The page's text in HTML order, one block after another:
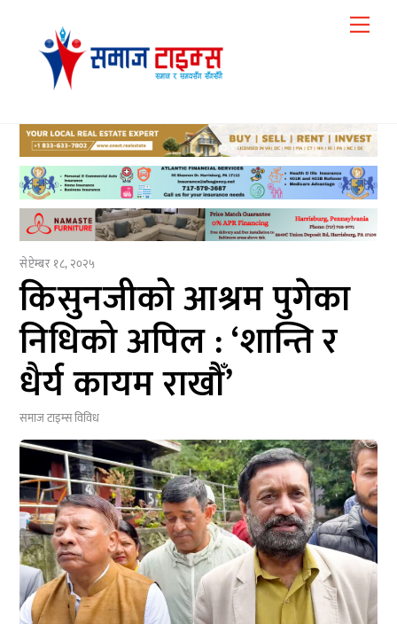
content
सेप्टेम्बर १८, २०२५
किसुनजीको आश्रम पुगेका
निधिको अपिल : ‘शान्ति र
धैर्य कायम राखौँ’
समाज टाइम्सविविध